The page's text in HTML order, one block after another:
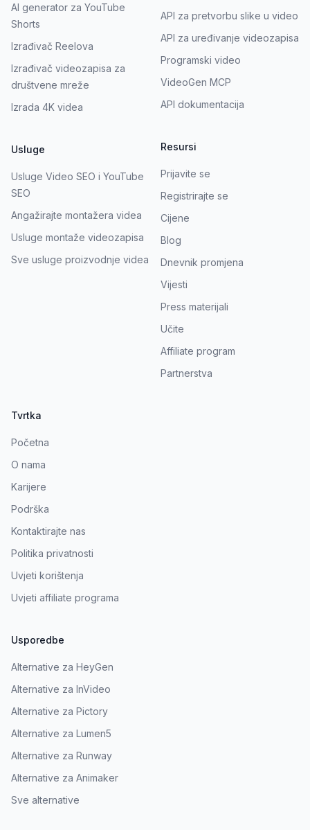
AI generator za YouTube
Shorts
Izrađivač Reelova
Izrađivač videozapisa za
društvene mreže
Izrada 4K videa
Usluge
Usluge Video SEO i YouTube
SEO
Angažirajte montažera videa
Usluge montaže videozapisa
Sve usluge proizvodnje videa
API za pretvorbu slike u video
API za uređivanje videozapisa
Programski video
VideoGen MCP
API dokumentacija
Resursi
Prijavite se
Registrirajte se
Cijene
Blog
Dnevnik promjena
Vijesti
Press materijali
Učite
Affiliate program
Partnerstva
Tvrtka
Početna
O nama
Karijere
Podrška
Kontaktirajte nas
Politika privatnosti
Uvjeti korištenja
Uvjeti affiliate programa
Usporedbe
Alternative za HeyGen
Alternative za InVideo
Alternative za Pictory
Alternative za Lumen5
Alternative za Runway
Alternative za Animaker
Sve alternative